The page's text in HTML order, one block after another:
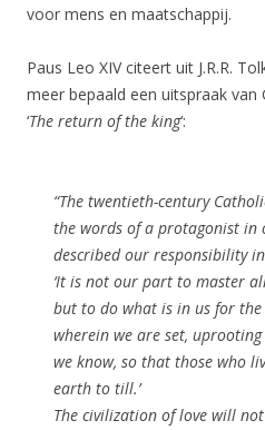
voor mens en maatschappij.
Paus Leo XIV citeert uit J.R.R.
meer bepaald een uitspraak van
‘The return of the king‘:
“The twentieth-century
the words of a protagonist in
described our responsibility
‘It is not our part to master
but to do what is in us for the
wherein we are set,
we know, so that those who
earth to till.’
The civilization of love will